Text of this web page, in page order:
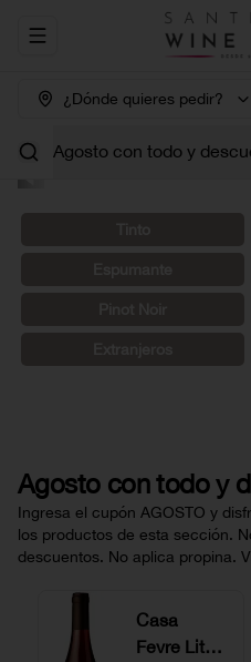
Abrir menu de navegación
¿Dónde quieres pedir?
Agosto con todo y
Agosto con todo y
Ingresa el cupón AGOSTO y
los productos de esta sección.
descuentos. No aplica propina.
Casa
Fevre Little